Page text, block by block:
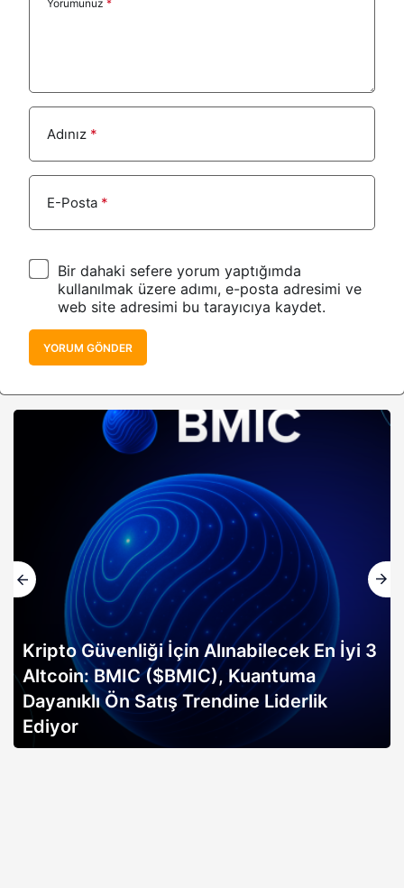
Yorumunuz *
Adınız *
E-Posta *
Bir dahaki sefere yorum yaptığımda
kullanılmak üzere adımı, e-posta adresimi ve
web site adresimi bu tarayıcıya kaydet.
YORUM GÖNDER
Kripto Güvenliği İçin Alınabilecek En İyi 3
Altcoin: BMIC ($BMIC), Kuantuma
Dayanıklı Ön Satış Trendine Liderlik
Ediyor